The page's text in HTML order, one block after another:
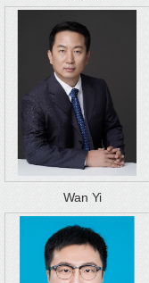
Wan Yi